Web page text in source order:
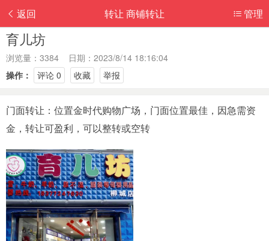
返回 管理
转让 商铺转让
育儿坊
浏览量：3384 日期：2023/8/14 18:16:04
操作：
评论 0 收藏 举报
门面转让：位置金时代购物广场，门面位置最佳，因急需资
金，转让可盈利，可以整转或空转